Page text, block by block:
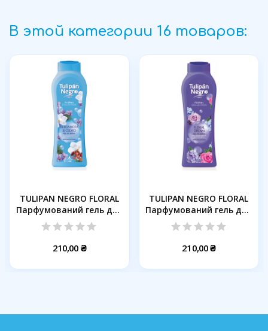
В этой категории 16 товаров:
TULIPAN NEGRO FLORAL
Парфумований гель для
душу...
210,00 ₴
TULIPAN NEGRO FLORAL
Парфумований гель для
душу...
210,00 ₴